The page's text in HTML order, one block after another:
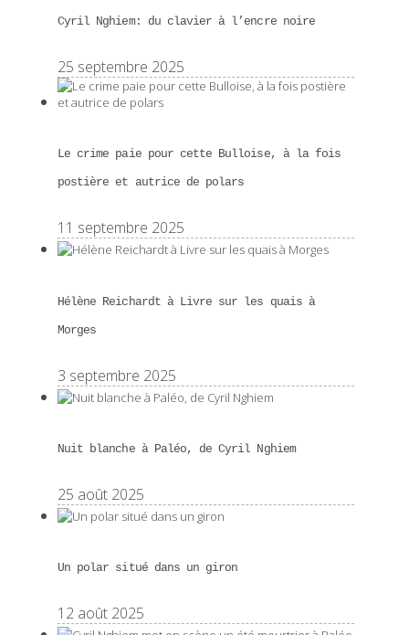
Cyril Nghiem: du clavier à l’encre noire
25 septembre 2025
Le crime paie pour cette Bulloise, à la fois
postière et autrice de polars
11 septembre 2025
Hélène Reichardt à Livre sur les quais à
Morges
3 septembre 2025
Nuit blanche à Paléo, de Cyril Nghiem
25 août 2025
Un polar situé dans un giron
12 août 2025